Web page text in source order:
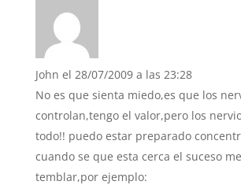
John el 28/07/2009 a las 23:28
No es que sienta miedo,es que los
controlan,tengo el valor,pero los
todo!! puedo estar preparado
cuando se que esta cerca el suceso
temblar,por ejemplo: